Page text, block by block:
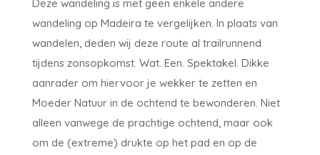
Deze wandeling is met geen enkele andere
wandeling op Madeira te vergelijken. In plaats van
wandelen, deden wij deze route al trailrunnend
tijdens zonsopkomst. Wat. Een. Spektakel. Dikke
aanrader om hiervoor je wekker te zetten en
Moeder Natuur in de ochtend te bewonderen. Niet
alleen vanwege de prachtige ochtend, maar ook
om de (extreme) drukte op het pad en op de